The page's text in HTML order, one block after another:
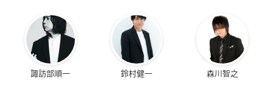
諏訪部順一 鈴村健一 森川智之